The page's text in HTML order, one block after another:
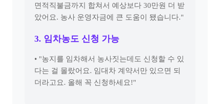
면적직불금까지 합쳐서 예상보다 30만원 더 받
았어요. 농사 운영자금에 큰 도움이 됐습니다."
3. 임차농도 신청 가능
• "농지를 임차해서 농사짓는데도 신청할 수 있
다는 걸 몰랐어요. 임대차 계약서만 있으면 되
더라고요. 올해 꼭 신청하세요!"